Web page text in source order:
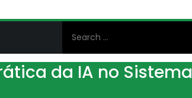
for:
da IA no